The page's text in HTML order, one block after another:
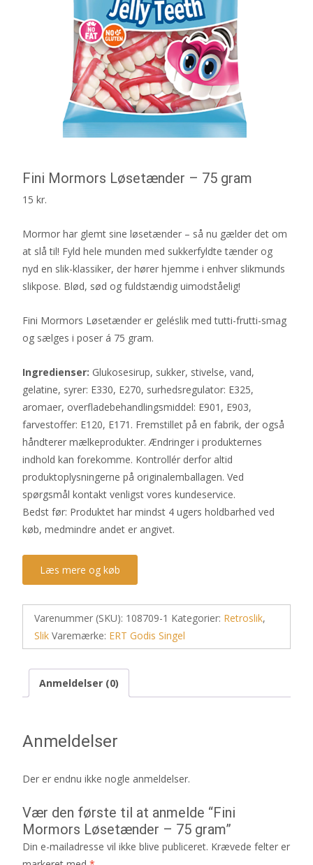
Fini Mormors Løsetænder – 75 gram
15 kr.
Mormor har glemt sine løsetænder – så nu gælder det om
at slå til! Fyld hele munden med sukkerfyldte tænder og
nyd en slik-klassiker, der hører hjemme i enhver slikmunds
slikpose. Blød, sød og fuldstændig uimodståelig!
Fini Mormors Løsetænder er geléslik med tutti-frutti-smag
og sælges i poser á 75 gram.
Ingredienser: Glukosesirup, sukker, stivelse, vand,
gelatine, syrer: E330, E270, surhedsregulator: E325,
aromaer, overfladebehandlingsmiddel: E901, E903,
farvestoffer: E120, E171. Fremstillet på en fabrik, der også
håndterer mælkeprodukter. Ændringer i produkternes
indhold kan forekomme. Kontrollér derfor altid
produktoplysningerne på originalemballagen. Ved
spørgsmål kontakt venligst vores kundeservice.
Bedst før: Produktet har mindst 4 ugers holdbarhed ved
køb, medmindre andet er angivet.
Læs mere og køb
Varenummer (SKU): 108709-1 Kategorier: Retroslik,
Slik Varemærke: ERT Godis Singel
Anmeldelser (0)
Anmeldelser
Der er endnu ikke nogle anmeldelser.
Vær den første til at anmelde “Fini
Mormors Løsetænder – 75 gram”
Din e-mailadresse vil ikke blive publiceret. Krævede felter er